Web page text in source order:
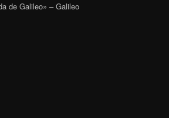
de Galileo» – Galileo